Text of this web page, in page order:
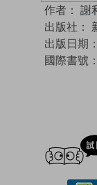
作者： 謝
出版社：
出版日期：
國際書號：